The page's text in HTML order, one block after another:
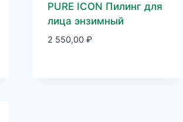
PURE ICON Пилинг для
лица энзимный
2 550,00 ₽